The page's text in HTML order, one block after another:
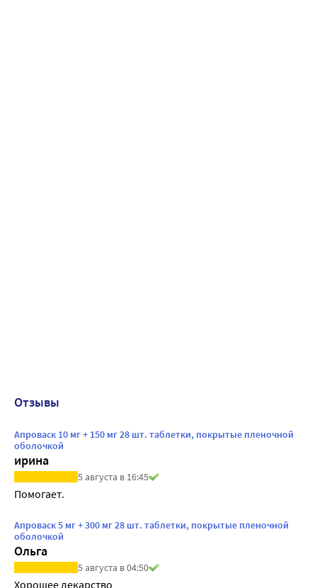
Отзывы
Апроваск 10 мг + 150 мг 28 шт. таблетки, покрытые пленочной
оболочкой
ирина
5 августа в 16:45
Помогает.
Апроваск 5 мг + 300 мг 28 шт. таблетки, покрытые пленочной
оболочкой
Ольга
5 августа в 04:50
Хорошее лекарство